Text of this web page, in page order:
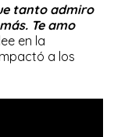
tanto admiro
Te amo
en la
a los